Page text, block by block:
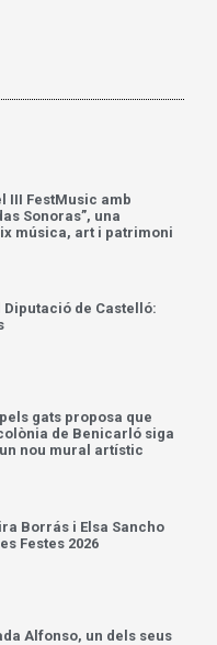
III FestMusic amb
Sonoras”, una
música, art i patrimoni
de Castelló:
gats proposa que
de Benicarló siga
nou mural artístic
Borrás i Elsa Sancho
Festes 2026
Alfonso, un dels seus